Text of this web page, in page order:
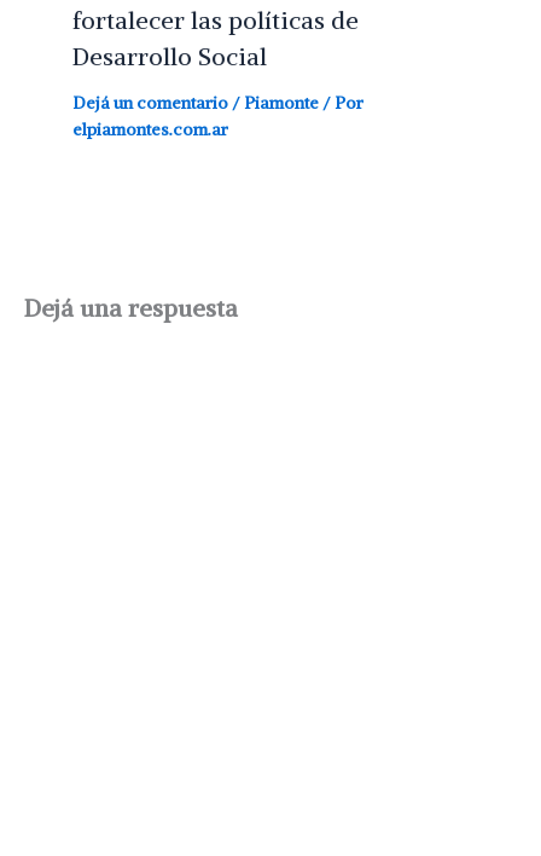
fortalecer las políticas de
Desarrollo Social
Dejá un comentario /Piamonte / Por
elpiamontes.com.ar
Dejá una respuesta